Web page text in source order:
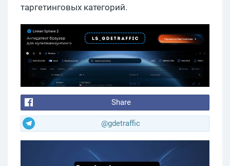
таргетинговых категорий.
Share
@gdetraffic